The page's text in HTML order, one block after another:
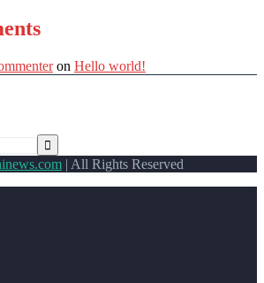
on Hello world!
| All Rights Reserved